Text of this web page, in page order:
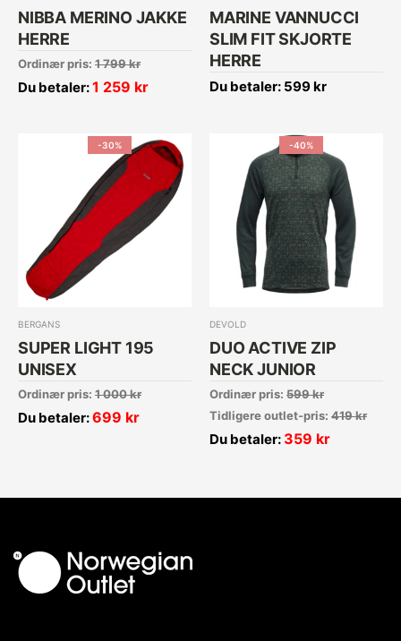
NIBBA MERINO JAKKE
HERRE
Ordinær pris: 1 799kr
Du betaler:1 259 kr
MARINE VANNUCCI
SLIM FIT SKJORTE
HERRE
Du betaler: 599kr
-30%
BERGANS
SUPER LIGHT 195
UNISEX
Ordinær pris: 1 000kr
Du betaler:699 kr
-40%
DEVOLD
DUO ACTIVE ZIP
NECK JUNIOR
Ordinær pris: 599kr
Tidligere outlet-pris: 419kr
Du betaler: 359 kr